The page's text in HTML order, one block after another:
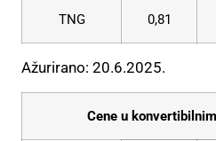
TNG 0,81
Ažurirano: 20.6.2025.
Cene u